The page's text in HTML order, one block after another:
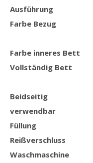
Ausführung
Farbe Bezug
Farbe inneres Bett
Vollständig Bett
Beidseitig
verwendbar
Füllung
Reißverschluss
Waschmaschine